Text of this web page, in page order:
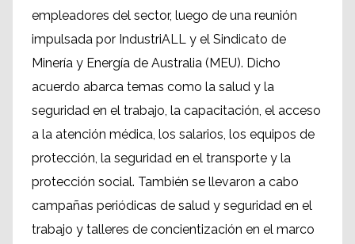
empleadores del sector, luego de una reunión
impulsada por IndustriALL y el Sindicato de
Minería y Energía de Australia (MEU). Dicho
acuerdo abarca temas como la salud y la
seguridad en el trabajo, la capacitación, el acceso
a la atención médica, los salarios, los equipos de
protección, la seguridad en el transporte y la
protección social. También se llevaron a cabo
campañas periódicas de salud y seguridad en el
trabajo y talleres de concientización en el marco